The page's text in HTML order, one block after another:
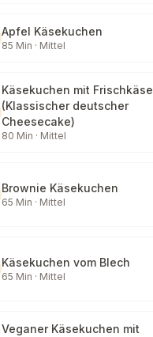
Apfel Käsekuchen
85 Min · Mittel
Käsekuchen mit Frischkäse
(Klassischer deutscher
Cheesecake)
80 Min · Mittel
Brownie Käsekuchen
65 Min · Mittel
Käsekuchen vom Blech
65 Min · Mittel
Veganer Käsekuchen mit